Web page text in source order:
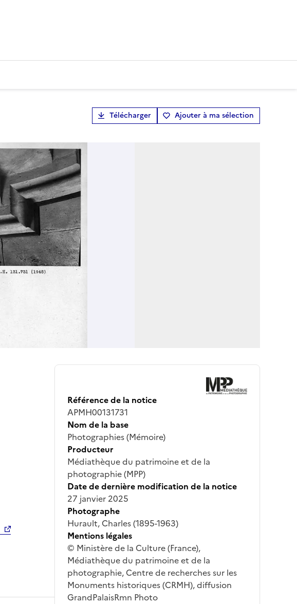
Télécharger Ajouter à ma sélection
Référence de la notice
APMH00131731
Nom de la base
Photographies (Mémoire)
Producteur
Médiathèque du patrimoine et de la
photographie (MPP)
Date de dernière modification de la notice
27 janvier 2025
Photographe
Hurault, Charles (1895-1963)
Mentions légales
© Ministère de la Culture (France),
Médiathèque du patrimoine et de la
photographie, Centre de recherches sur les
Monuments historiques (CRMH), diffusion
GrandPalaisRmn Photo